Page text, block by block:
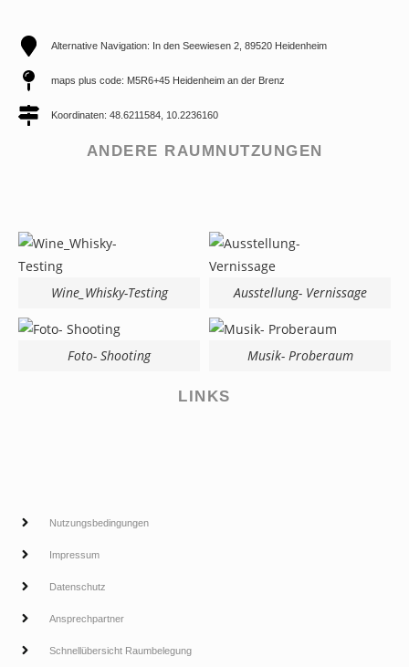
Alternative Navigation: In den Seewiesen 2, 89520 Heidenheim
maps plus code: M5R6+45 Heidenheim an der Brenz
Koordinaten: 48.6211584, 10.2236160
ANDERE RAUMNUTZUNGEN
Wine_Whisky-Testing Ausstellung- Vernissage
Foto- Shooting Musik- Proberaum
LINKS
Nutzungsbedingungen
Impressum
Datenschutz
Ansprechpartner
Schnellübersicht Raumbelegung